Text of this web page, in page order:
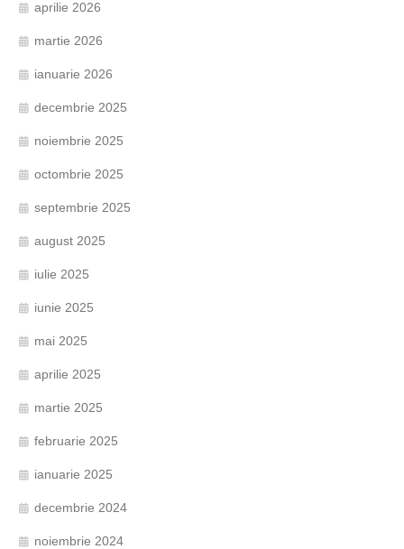
aprilie 2026
martie 2026
ianuarie 2026
decembrie 2025
noiembrie 2025
octombrie 2025
septembrie 2025
august 2025
iulie 2025
iunie 2025
mai 2025
aprilie 2025
martie 2025
februarie 2025
ianuarie 2025
decembrie 2024
noiembrie 2024